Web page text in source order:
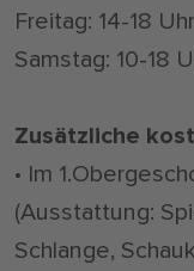
Freitag: 14-18 Uhr
Samstag: 10-18
Zusätzliche
• Im
(Ausstattung:
Schlange,